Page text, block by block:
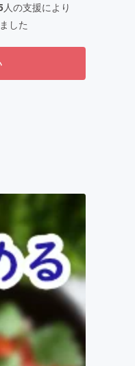
人の支援により
した